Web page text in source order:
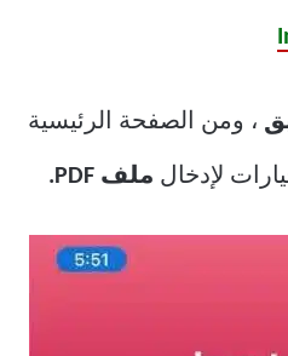
، ومن الصفحة الرئيسية
لإدخال ملف PDF.